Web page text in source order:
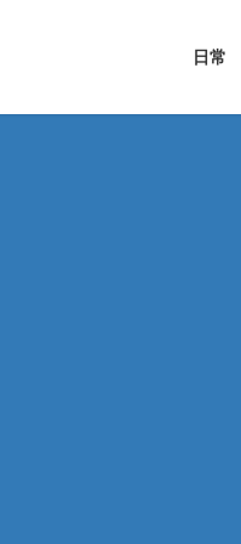
日常